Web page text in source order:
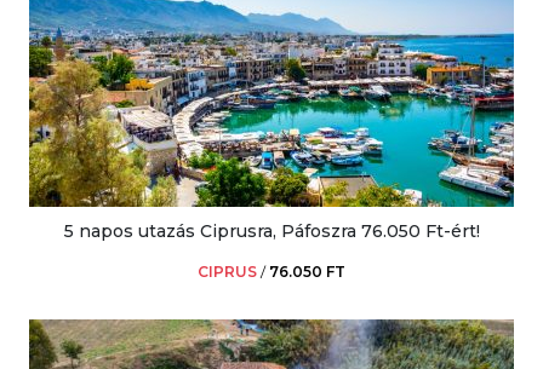
5 napos utazás Ciprusra, Páfoszra 76.050 Ft-ért!
CIPRUS / 76.050 FT